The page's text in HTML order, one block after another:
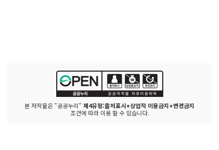
본 저작물은 "공공누리" 제4유형:출처표시+상업적 이용금지+변경금지
조건에 따라 이용 할 수 있습니다.